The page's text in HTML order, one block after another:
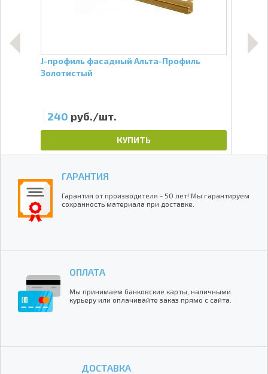
J-профиль фасадный Альта-Профиль
Золотистый
240 руб./шт.
КУПИТЬ
ГАРАНТИЯ
Гарантия от производителя - 50 лет! Мы гарантируем
сохранность материала при доставке.
ОПЛАТА
Мы принимаем банковские карты, наличными
курьеру или оплачивайте заказ прямо с сайта.
ДОСТАВКА